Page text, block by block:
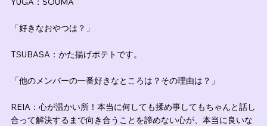
「好きなおやつは？」
TSUBASA：かた揚げポテトです。
「他のメンバーの一番好きなところは？その理由は？」
REIA：心が温かい所！本当に何しても揉め事してもちゃんと話し
合って解決するまで向き合うことを諦めない心が、本当に良いな